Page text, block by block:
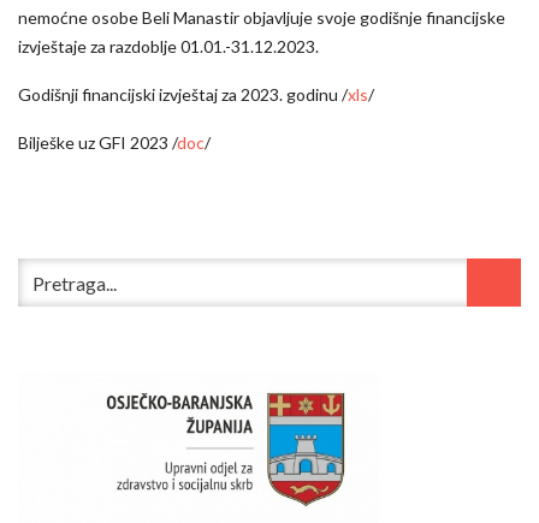
nemoćne osobe Beli Manastir objavljuje svoje godišnje financijske
izvještaje za razdoblje 01.01.-31.12.2023.
Godišnji financijski izvještaj za 2023. godinu /xls/
Bilješke uz GFI 2023 /doc/